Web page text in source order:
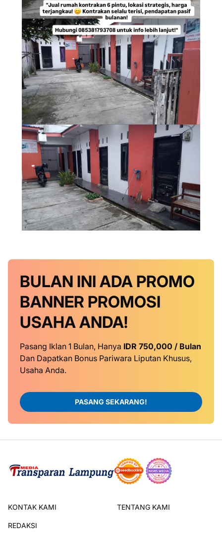
BULAN INI ADA PROMO
BANNER PROMOSI
USAHA ANDA!
Pasang Iklan 1 Bulan, Hanya IDR 750,000 / Bulan
Dan Dapatkan Bonus Pariwara Liputan Khusus,
Usaha Anda.
PASANG SEKARANG!
KONTAK KAMI TENTANG KAMI
REDAKSI